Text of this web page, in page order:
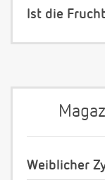
Ist die
Weiblicher